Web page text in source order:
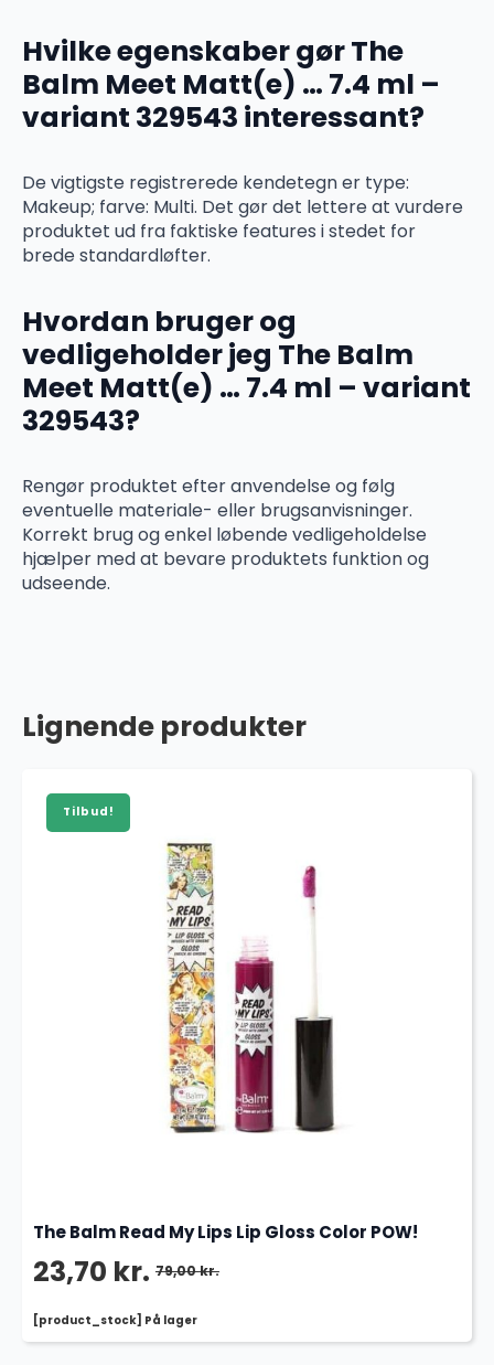
Hvilke egenskaber gør The
Balm Meet Matt(e) … 7.4 ml –
variant 329543 interessant?
De vigtigste registrerede kendetegn er type:
Makeup; farve: Multi. Det gør det lettere at vurdere
produktet ud fra faktiske features i stedet for
brede standardløfter.
Hvordan bruger og
vedligeholder jeg The Balm
Meet Matt(e) … 7.4 ml – variant
329543?
Rengør produktet efter anvendelse og følg
eventuelle materiale- eller brugsanvisninger.
Korrekt brug og enkel løbende vedligeholdelse
hjælper med at bevare produktets funktion og
udseende.
Lignende produkter
Tilbud!
[product_stock] På lager
The Balm Read My Lips Lip Gloss Color POW!
79,00kr.
Den
oprindelige
23,70 kr.
Den
aktuelle